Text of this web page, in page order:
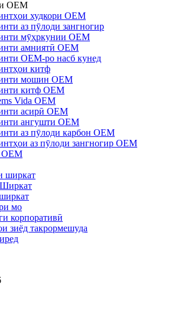
OEM
худкори OEM
аз пӯлоди зангногир
мӯҳркунии OEM
амниятӣ OEM
OEM-ро насб кунед
китф
мошин OEM
китф OEM
Vida OEM
асирӣ OEM
ангушти OEM
аз пӯлоди карбон OEM
аз пӯлоди зангногир OEM
ширкат
мо
корпоративӣ
зиёд такрормешуда